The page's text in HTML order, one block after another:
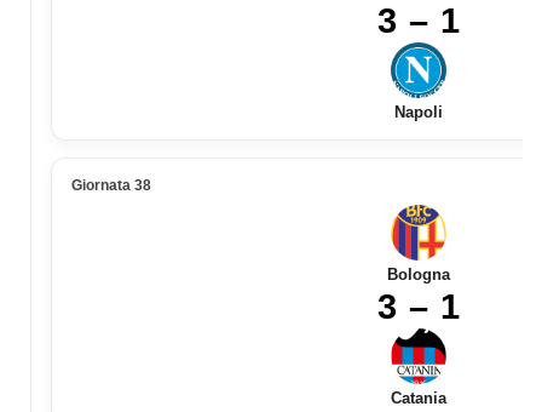
3 – 1
Napoli
Giornata 38
Bologna
3 – 1
Catania